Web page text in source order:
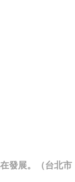
發展。（台北市